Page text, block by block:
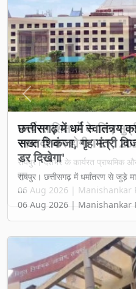
छत्तीसगढ़ में धर्म स्वातंत्र्य
सख्त शिकंजा, गृह मंत्री
डर दिखेगा'
रायपुर। छत्तीसगढ़ में धर्मांतरण से जुड़े
...
06 Aug 2026 | Manishankar
Previous